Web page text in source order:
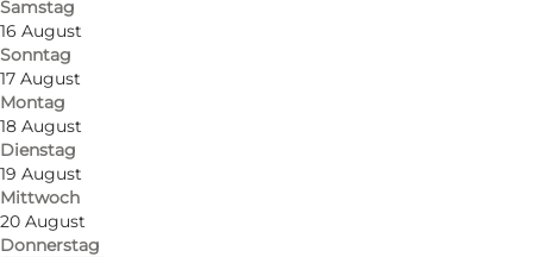
Samstag
16 August
Sonntag
17 August
Montag
18 August
Dienstag
19 August
Mittwoch
20 August
Donnerstag
Das Café liegt idyllisch mit kleinen
Fischerbooten im Hafen und einer ungestörten
Aussicht über den Kleinen Belt und die Ostsee.
Die Menükarte ist sehr abwechslungsreich und
bietet sowohl dänisches Eis und Würstchen, als
auch leichtere Fleisch- und Fischgerichte.